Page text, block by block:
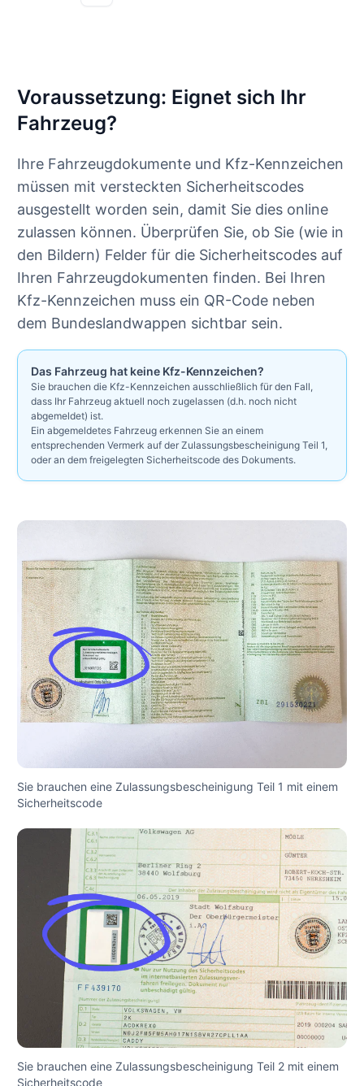
Voraussetzung: Eignet sich Ihr
Fahrzeug?
Ihre Fahrzeugdokumente und Kfz-Kennzeichen
müssen mit versteckten Sicherheitscodes
ausgestellt worden sein, damit Sie dies online
zulassen können. Überprüfen Sie, ob Sie (wie in
den Bildern) Felder für die Sicherheitscodes auf
Ihren Fahrzeugdokumenten finden. Bei Ihren
Kfz-Kennzeichen muss ein QR-Code neben
dem Bundeslandwappen sichtbar sein.
Das Fahrzeug hat keine Kfz-Kennzeichen?
Sie brauchen die Kfz-Kennzeichen ausschließlich für den Fall,
dass Ihr Fahrzeug aktuell noch zugelassen (d.h. noch nicht
abgemeldet) ist.
Ein abgemeldetes Fahrzeug erkennen Sie an einem
entsprechenden Vermerk auf der Zulassungsbescheinigung Teil 1,
oder an dem freigelegten Sicherheitscode des Dokuments.
Sie brauchen eine Zulassungsbescheinigung Teil 1 mit einem
Sicherheitscode
Sie brauchen eine Zulassungsbescheinigung Teil 2 mit einem
Sicherheitscode